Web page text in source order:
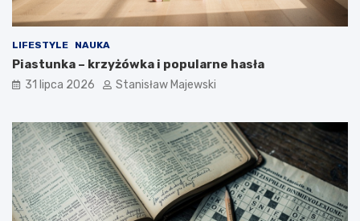
LIFESTYLE NAUKA
Piastunka – krzyżówka i popularne hasła
31 lipca 2026 Stanisław Majewski